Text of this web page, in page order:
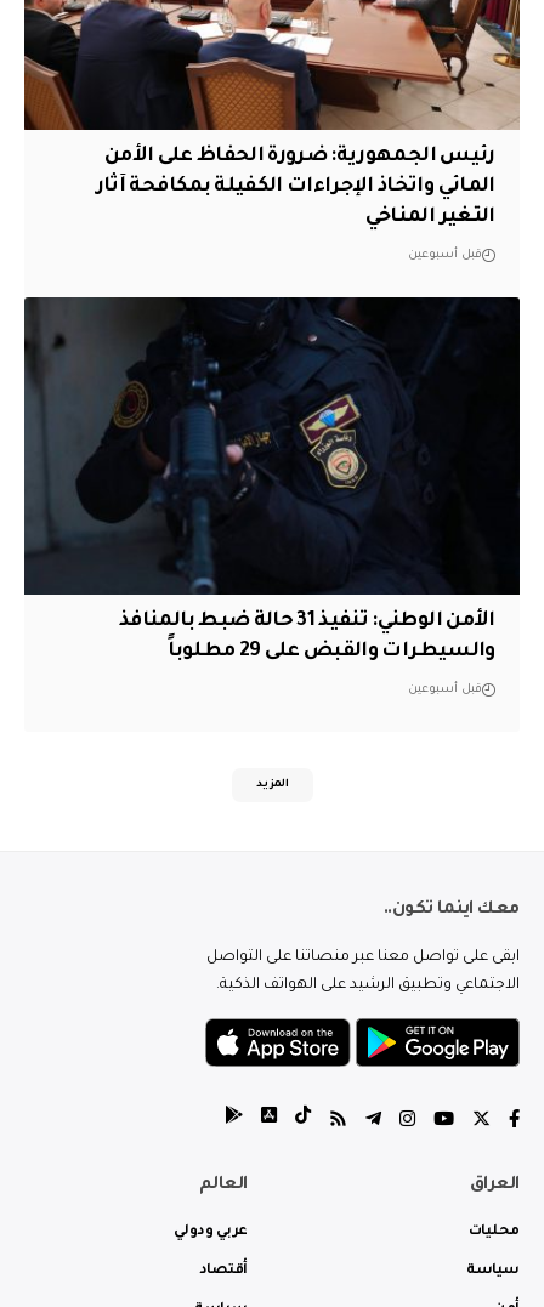
رئيس الجمهورية: ضرورة الحفاظ على الأمن
المائي واتخاذ الإجراءات الكفيلة بمكافحة آثار
التغير المناخي
قبل أسبوعين
الأمن الوطني: تنفيذ 31 حالة ضبط بالمنافذ
والسيطرات والقبض على 29 مطلوباً
قبل أسبوعين
المزيد
معك اينما تكون..
ابقى على تواصل معنا عبر منصاتنا على التواصل
الاجتماعي وتطبيق الرشيد على الهواتف الذكية.
العراق
محليات
سياسة
العالم
عربي ودولي
أقتصاد